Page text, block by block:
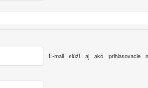
E-mail slúži aj ako prihlasovacie